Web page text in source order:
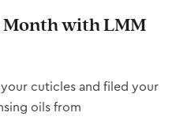
with LMM
cuticles and filed your
oils from